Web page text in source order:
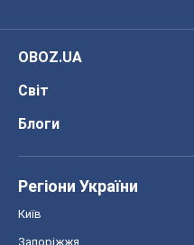
OBOZ.UA
Світ
Блоги
Регіони України
Київ
Запоріжжя